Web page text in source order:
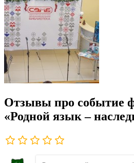
Отзывы про событие
«Родной язык –